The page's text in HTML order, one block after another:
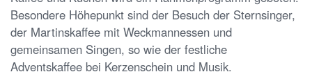
Besondere Höhepunkt sind der Besuch der Sternsinger,
der Martinskaffee mit Weckmannessen und
gemeinsamen Singen, so wie der festliche
Adventskaffee bei Kerzenschein und Musik.